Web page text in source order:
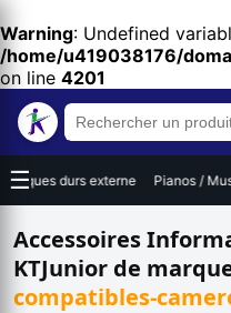
Warning: Undefined
/home/u419038176/
on line 4201
☰ durs externe Pianos /
Accessoires
KTJunior de
compatibles-